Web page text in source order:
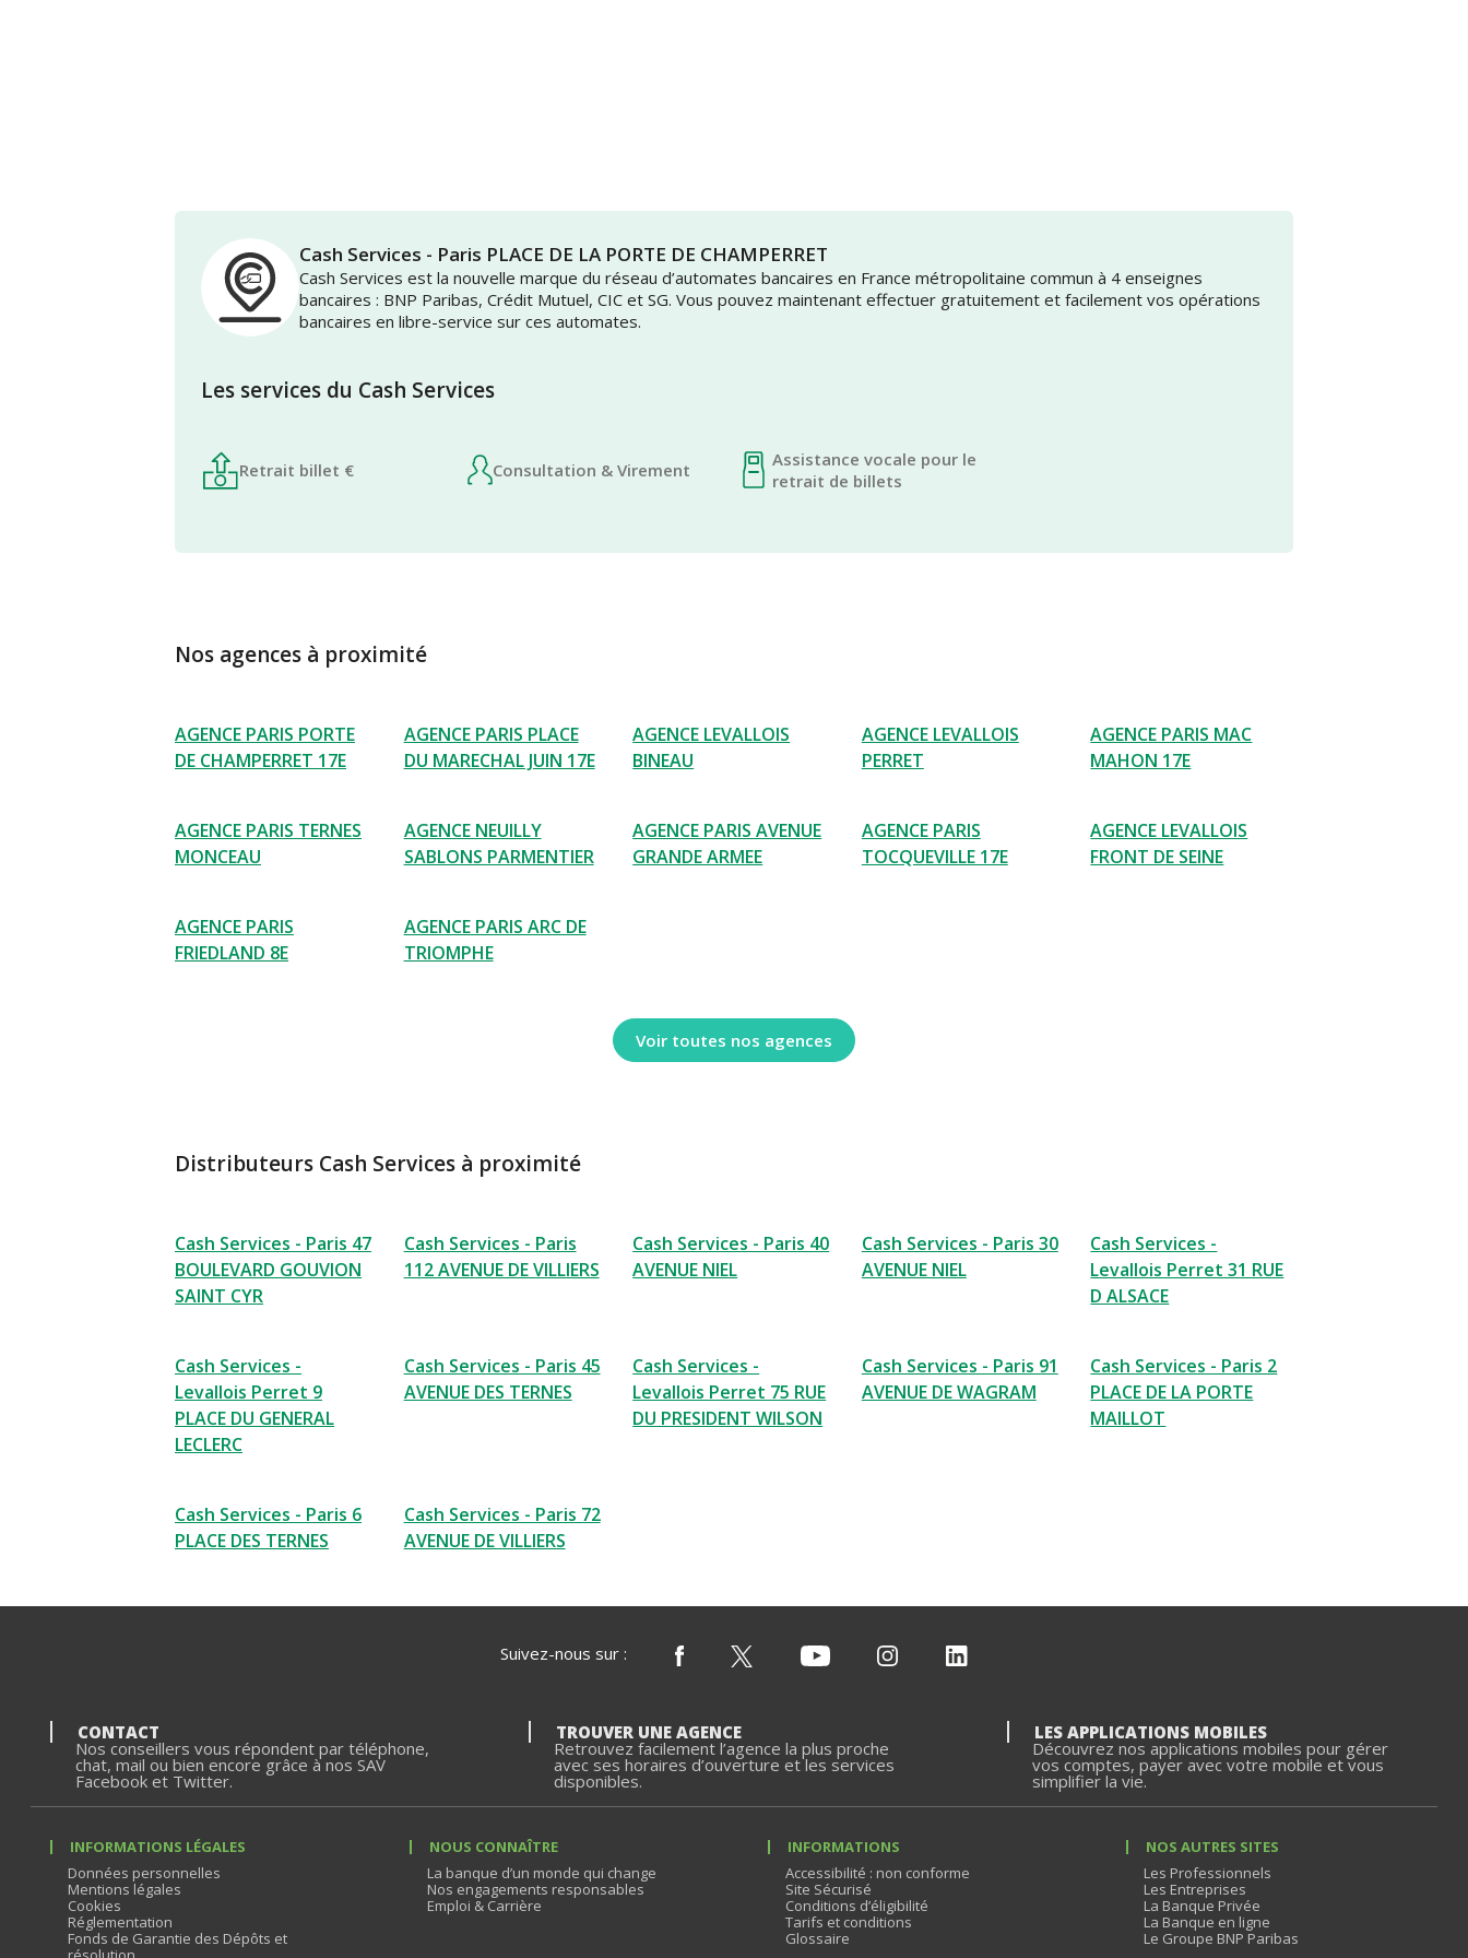
Cash Services - Paris PLACE DE LA PORTE DE CHAMPERRET
Cash Services est la nouvelle marque du réseau d’automates bancaires en France métropolitaine commun à 4 enseignes
bancaires : BNP Paribas, Crédit Mutuel, CIC et SG. Vous pouvez maintenant effectuer gratuitement et facilement vos opérations
bancaires en libre-service sur ces automates.
Les services du Cash Services
Retrait billet € Consultation & Virement
Assistance vocale pour le
retrait de billets
Nos agences à proximité
AGENCE PARIS PORTE
DE CHAMPERRET 17E
AGENCE PARIS PLACE
DU MARECHAL JUIN 17E
AGENCE LEVALLOIS
BINEAU
AGENCE LEVALLOIS
PERRET
AGENCE PARIS MAC
MAHON 17E
AGENCE PARIS TERNES
MONCEAU
AGENCE NEUILLY
SABLONS PARMENTIER
AGENCE PARIS AVENUE
GRANDE ARMEE
AGENCE PARIS
TOCQUEVILLE 17E
AGENCE LEVALLOIS
FRONT DE SEINE
AGENCE PARIS
FRIEDLAND 8E
AGENCE PARIS ARC DE
TRIOMPHE
Voir toutes nos agences
Distributeurs Cash Services à proximité
Cash Services - Paris 47
BOULEVARD GOUVION
SAINT CYR
Cash Services - Paris
112 AVENUE DE VILLIERS
Cash Services - Paris 40
AVENUE NIEL
Cash Services - Paris 30
AVENUE NIEL
Cash Services -
Levallois Perret 31 RUE
D ALSACE
Cash Services -
Levallois Perret 9
PLACE DU GENERAL
LECLERC
Cash Services - Paris 45
AVENUE DES TERNES
Cash Services -
Levallois Perret 75 RUE
DU PRESIDENT WILSON
Cash Services - Paris 91
AVENUE DE WAGRAM
Cash Services - Paris 2
PLACE DE LA PORTE
MAILLOT
Cash Services - Paris 6
PLACE DES TERNES
Cash Services - Paris 72
AVENUE DE VILLIERS
Suivez-nous sur :
CONTACT
Nos conseillers vous répondent par téléphone,
chat, mail ou bien encore grâce à nos SAV
Facebook et Twitter.
TROUVER UNE AGENCE
Retrouvez facilement l’agence la plus proche
avec ses horaires d’ouverture et les services
disponibles.
LES APPLICATIONS MOBILES
Découvrez nos applications mobiles pour gérer
vos comptes, payer avec votre mobile et vous
simplifier la vie.
INFORMATIONS LÉGALES
Données personnelles
Mentions légales
Cookies
Réglementation
Fonds de Garantie des Dépôts et
NOUS CONNAÎTRE
La banque d’un monde qui change
Nos engagements responsables
Emploi & Carrière
INFORMATIONS
Accessibilité : non conforme
Site Sécurisé
Conditions d’éligibilité
Tarifs et conditions
Glossaire
NOS AUTRES SITES
Les Professionnels
Les Entreprises
La Banque Privée
La Banque en ligne
Le Groupe BNP Paribas